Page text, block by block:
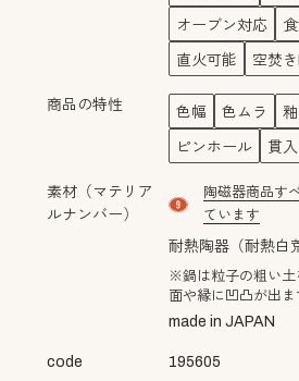
オーブン対応
直火可能 空焚
商品の特性 色幅 色ムラ
ピンホール 貫入
素材（マテリア
ルナンバー）
material
陶磁器商品す
ています
耐熱陶器（耐熱白
※鍋は粒子の粗い土
面や縁に凹凸が出ま
made in JAPAN
code 195605